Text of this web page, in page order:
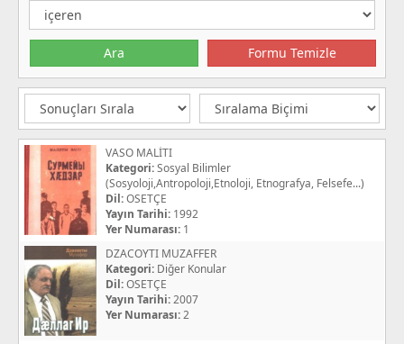
VASO MALİTI
Kategori:Sosyal Bilimler
(Sosyoloji,Antropoloji,Etnoloji, Etnografya, Felsefe...)
Dil:OSETÇE
Yayın Tarihi: 1992
Yer Numarası: 1
DZACOYTI MUZAFFER
Kategori: Diğer Konular
Dil:OSETÇE
Yayın Tarihi:2007
Yer Numarası:2